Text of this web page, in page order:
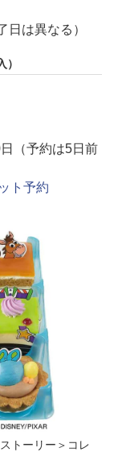
日は異なる）
（予約は5日前
ト予約
トーリー＞コレ